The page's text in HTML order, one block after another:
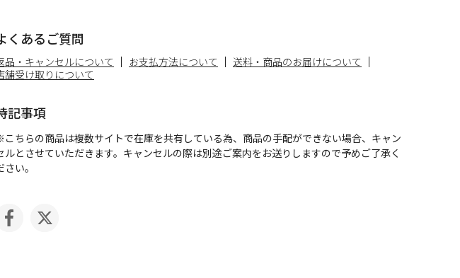
くあるご質問
品・キャンセルについて お支払方法について
送料・商品のお届けについて
舗受け取りについて
記事項
ちらの商品は複数サイトで在庫を共有している為、商品の手配ができない場合、キャン
ルとさせていただきます。キャンセルの際は別途ご案内をお送りしますので予めご了承く
さい。